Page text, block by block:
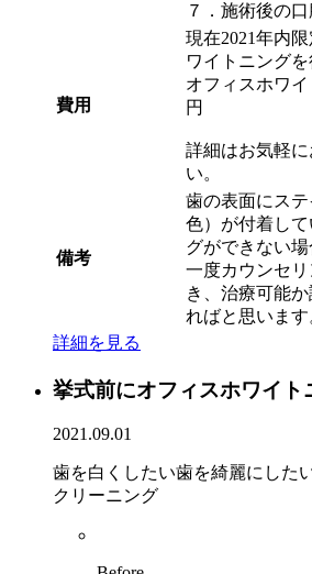
７．施術後の
費用
現在2021年内
ワイトニングを
オフィスホワ
円
詳細はお気軽
い。
備考
歯の表面にス
色）が付着し
グができない場
一度カウンセ
き、治療可能
ればと思います
詳細を見る
挙式前にオフィスホワイト
2021.09.01
歯を白くしたい歯を綺麗にした
クリーニング